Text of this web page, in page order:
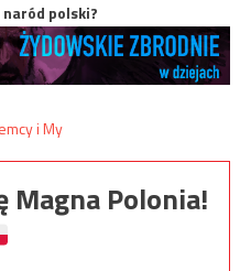
polski?
Magna Polonia!